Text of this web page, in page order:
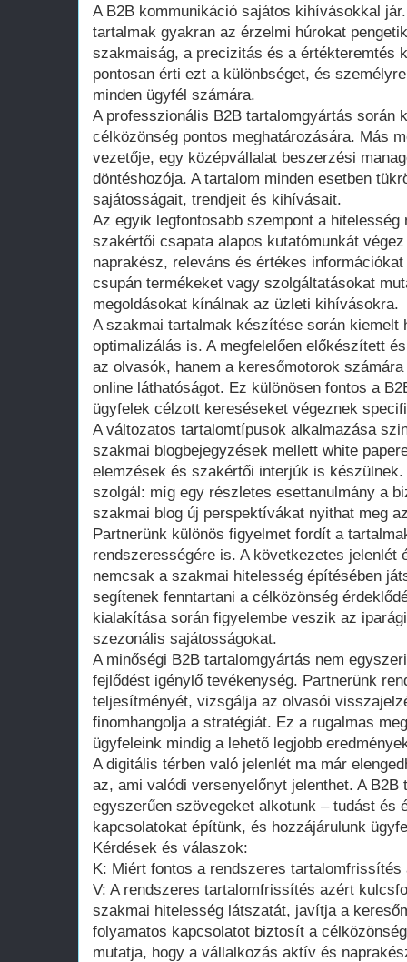
A B2B kommunikáció sajátos kihívásokkal
tartalmak gyakran az érzelmi húrokat
szakmaiság, a precizitás és a értékteremtés
pontosan érti ezt a különbséget, és
minden ügyfél számára.
A professzionális B2B tartalomgyártás során
célközönség pontos meghatározására. Más
vezetője, egy középvállalat beszerzési
döntéshozója. A tartalom minden esetben
sajátosságait, trendjeit és kihívásait.
Az egyik legfontosabb szempont a hitelesség
szakértői csapata alapos kutatómunkát
naprakész, releváns és értékes
csupán termékeket vagy szolgáltatásokat
megoldásokat kínálnak az üzleti kihívásokra.
A szakmai tartalmak készítése során kiemelt
optimalizálás is. A megfelelően előkészített
az olvasók, hanem a keresőmotorok
online láthatóságot. Ez különösen fontos a
ügyfelek célzott kereséseket végeznek
A változatos tartalomtípusok alkalmazása
szakmai blogbejegyzések mellett white
elemzések és szakértői interjúk is
szolgál: míg egy részletes esettanulmány a
szakmai blog új perspektívákat nyithat meg
Partnerünk különös figyelmet fordít a
rendszerességére is. A következetes jelenlét
nemcsak a szakmai hitelesség építésében
segítenek fenntartani a célközönség
kialakítása során figyelembe veszik az
szezonális sajátosságokat.
A minőségi B2B tartalomgyártás nem
fejlődést igénylő tevékenység. Partnerünk
teljesítményét, vizsgálja az olvasói
finomhangolja a stratégiát. Ez a rugalmas
ügyfeleink mindig a lehető legjobb
A digitális térben való jelenlét ma már
az, ami valódi versenyelőnyt jelenthet. A B2B
egyszerűen szövegeket alkotunk – tudást és
kapcsolatokat építünk, és hozzájárulunk
Kérdések és válaszok:
K: Miért fontos a rendszeres tartalomfrissítés
V: A rendszeres tartalomfrissítés azért
szakmai hitelesség látszatát, javítja a
folyamatos kapcsolatot biztosít a
mutatja, hogy a vállalkozás aktív és